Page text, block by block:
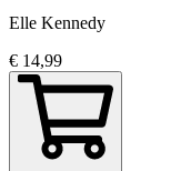
Elle Kennedy
€ 14,99